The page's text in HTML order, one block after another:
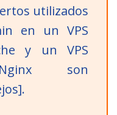
utilizados
en un VPS
y un VPS
Nginx son